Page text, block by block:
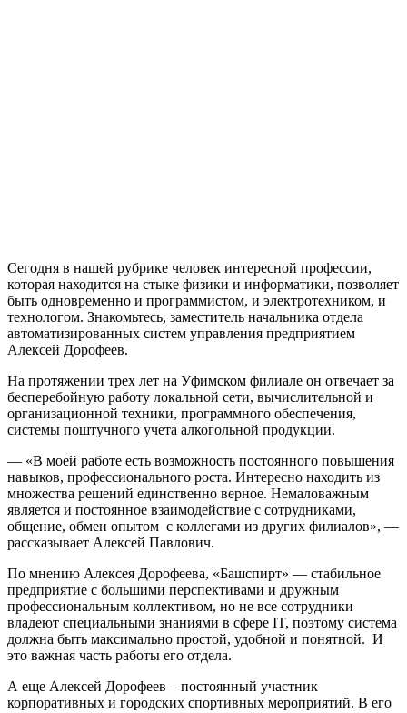
Сегодня в нашей рубрике человек интересной профессии,
которая находится на стыке физики и информатики, позволяет
быть одновременно и программистом, и электротехником, и
технологом. Знакомьтесь, заместитель начальника отдела
автоматизированных систем управления предприятием
Алексей Дорофеев.
На протяжении трех лет на Уфимском филиале он отвечает за
бесперебойную работу локальной сети, вычислительной и
организационной техники, программного обеспечения,
системы поштучного учета алкогольной продукции.
— «В моей работе есть возможность постоянного повышения
навыков, профессионального роста. Интересно находить из
множества решений единственно верное. Немаловажным
является и постоянное взаимодействие с сотрудниками,
общение, обмен опытом с коллегами из других филиалов», —
рассказывает Алексей Павлович.
По мнению Алексея Дорофеева, «Башспирт» — стабильное
предприятие с большими перспективами и дружным
профессиональным коллективом, но не все сотрудники
владеют специальными знаниями в сфере IT, поэтому система
должна быть максимально простой, удобной и понятной. И
это важная часть работы его отдела.
А еще Алексей Дорофеев – постоянный участник
корпоративных и городских спортивных мероприятий. В его